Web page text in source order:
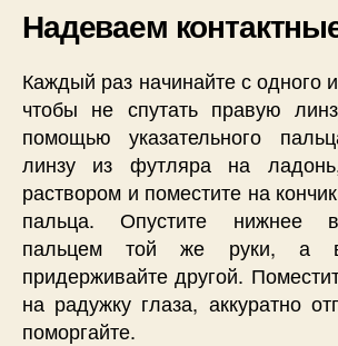
Надеваем
Каждый раз начинайте с одного
чтобы не спутать правую
помощью указательного
линзу из футляра на
раствором и поместите на
пальца. Опустите нижнее
пальцем той же руки, а
придерживайте другой.
на радужку глаза, аккуратно
поморгайте.